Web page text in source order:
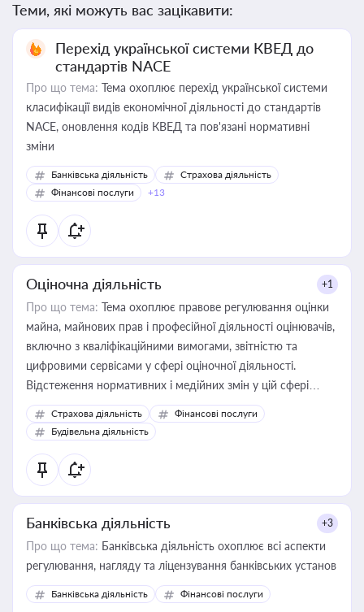
Теми, які можуть вас зацікавити:
Перехід української системи КВЕД до
стандартів NACE
Про що тема: Тема охоплює перехід української системи
класифікації видів економічної діяльності до стандартів
NACE, оновлення кодів КВЕД та пов'язані нормативні
зміни
Банківська діяльність
Страхова діяльність
Фінансові послуги
+13
Оціночна діяльність +1
Про що тема: Тема охоплює правове регулювання оцінки
майна, майнових прав і професійної діяльності оцінювачів,
включно з кваліфікаційними вимогами, звітністю та
цифровими сервісами у сфері оціночної діяльності.
Відстеження нормативних і медійних змін у цій сфері
корисне для власника бізнесу, керівника, юриста або
бухгалтера під час оподаткування, приватизації, оренди
державного майна, корпоративних угод і перевірки
статусу суб'єктів оціночної діяльності
Страхова діяльність
Фінансові послуги
Будівельна діяльність
Банківська діяльність +3
Про що тема: Банківська діяльність охоплює всі аспекти
регулювання, нагляду та ліцензування банківських установ
Банківська діяльність Фінансові послуги